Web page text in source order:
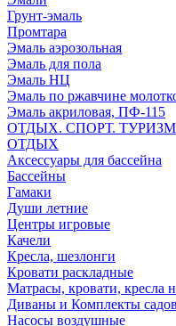
Грунт-эмаль
Промтара
Эмаль аэрозольная
Эмаль для пола
Эмаль НЦ
Эмаль по ржавчине
Эмаль акриловая, ПФ-115
ОТДЫХ. СПОРТ. ТУРИЗМ
ОТДЫХ
Аксессуары для бассейна
Бассейны
Гамаки
Души летние
Центры игровые
Качели
Кресла, шезлонги
Кровати раскладные
Матрасы, кровати, кресла
Диваны и Комплекты
Насосы воздушные